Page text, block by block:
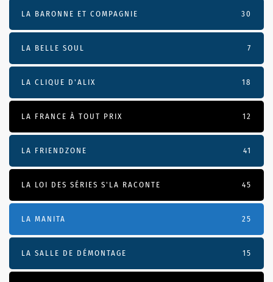
LA BARONNE ET COMPAGNIE 30
LA BELLE SOUL 7
LA CLIQUE D'ALIX 18
LA FRANCE À TOUT PRIX 12
LA FRIENDZONE 41
LA LOI DES SÉRIES S'LA RACONTE 45
LA MANITA 25
LA SALLE DE DÉMONTAGE 15